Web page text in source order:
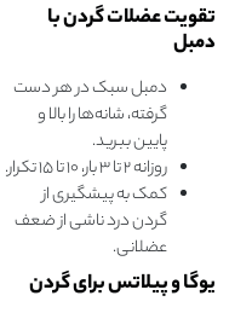
تقویت عضلات گردن با
دمبل
دمبل سبک در هر دست
گرفته، شانه‌ها را بالا و
پایین ببرید.
روزانه ۲ تا ۳ بار، ۱۰ تا ۱۵ تکرار.
کمک به پیشگیری از
گردن درد ناشی از ضعف
عضلانی.
یوگا و پيلاتس برای گردن